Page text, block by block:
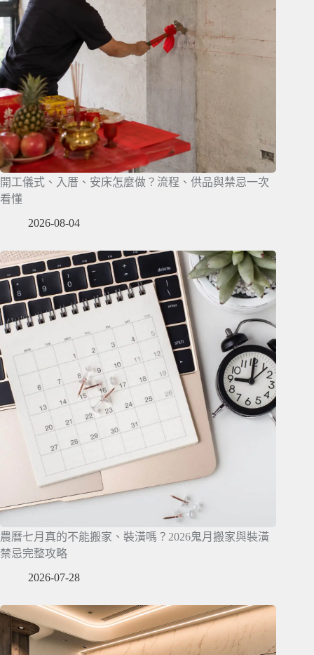
開工儀式、入厝、安床怎麼做？流程、供品與禁忌一次
看懂
2026-08-04
農曆七月真的不能搬家、裝潢嗎？2026鬼月搬家與裝潢
禁忌完整攻略
2026-07-28